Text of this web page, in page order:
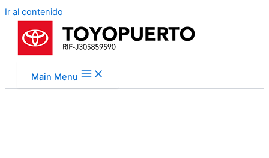
Ir al contenido
Main Menu